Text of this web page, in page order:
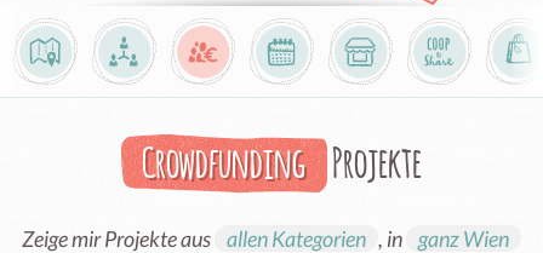
Crowdfunding Projekte
Zeige mir Projekte aus allen Kategorien , in ganz Wien